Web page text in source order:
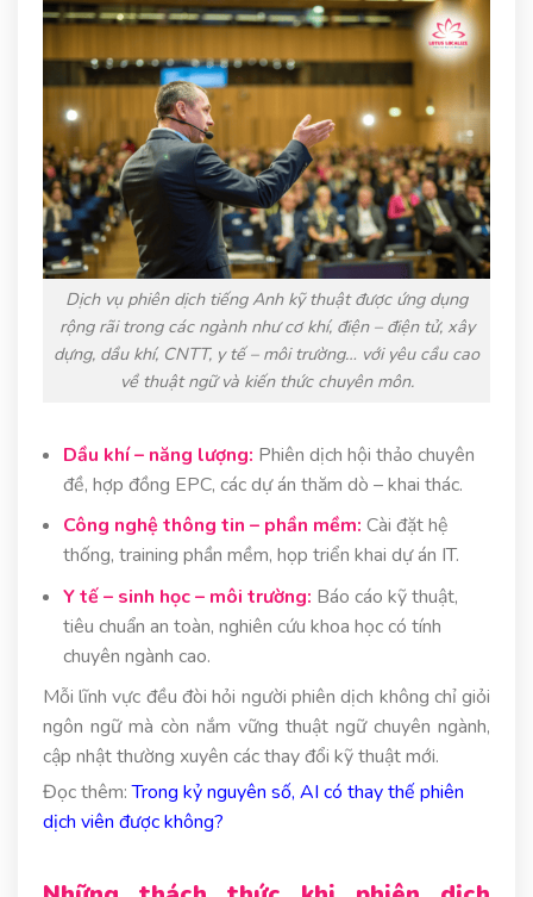
Dịch vụ phiên dịch tiếng Anh kỹ thuật được ứng dụng
rộng rãi trong các ngành như cơ khí, điện – điện tử, xây
dựng, dầu khí, CNTT, y tế – môi trường… với yêu cầu cao
về thuật ngữ và kiến thức chuyên môn.
Dầu khí – năng lượng: Phiên dịch hội thảo chuyên
đề, hợp đồng EPC, các dự án thăm dò – khai thác.
Công nghệ thông tin – phần mềm: Cài đặt hệ
thống, training phần mềm, họp triển khai dự án IT.
Y tế – sinh học – môi trường: Báo cáo kỹ thuật,
tiêu chuẩn an toàn, nghiên cứu khoa học có tính
chuyên ngành cao.
Mỗi lĩnh vực đều đòi hỏi người phiên dịch không chỉ giỏi
ngôn ngữ mà còn nắm vững thuật ngữ chuyên ngành,
cập nhật thường xuyên các thay đổi kỹ thuật mới.
Đọc thêm:Trong kỷ nguyên số, AI có thay thế phiên
dịch viên được không?